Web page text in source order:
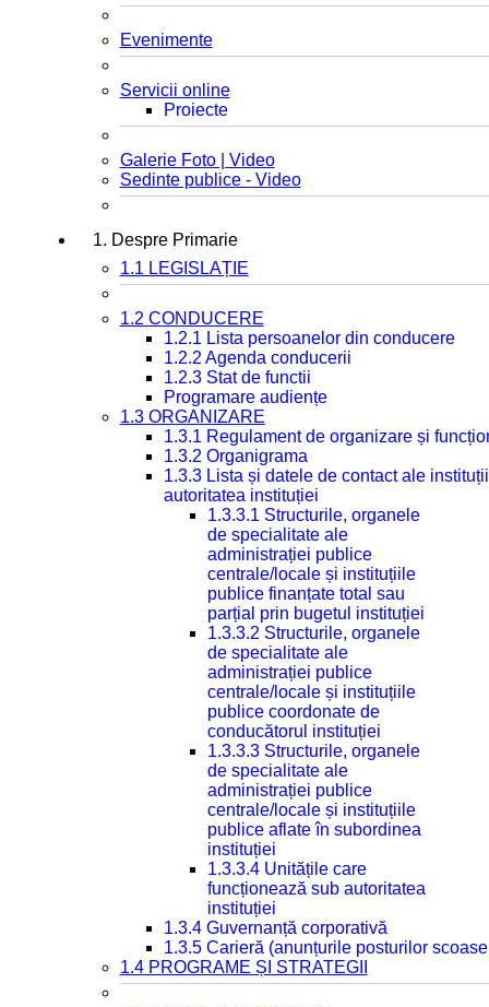
Evenimente
Servicii online
Proiecte
Galerie Foto | Video
Sedinte publice - Video
1. Despre Primarie
1.1 LEGISLAȚIE
1.2 CONDUCERE
1.2.1 Lista persoanelor din conducere
1.2.2 Agenda conducerii
1.2.3 Stat de functii
Programare audiențe
1.3 ORGANIZARE
1.3.1 Regulament de organizare și
1.3.2 Organigrama
1.3.3 Lista și datele de contact ale
autoritatea instituției
1.3.3.1 Structurile, organele
de specialitate ale
administrației publice
centrale/locale și instituțiile
publice finanțate total sau
parțial prin bugetul instituției
1.3.3.2 Structurile, organele
de specialitate ale
administrației publice
centrale/locale și instituțiile
publice coordonate de
conducătorul instituției
1.3.3.3 Structurile, organele
de specialitate ale
administrației publice
centrale/locale și instituțiile
publice aflate în subordinea
instituției
1.3.3.4 Unitățile care
funcționează sub autoritatea
instituției
1.3.4 Guvernanță corporativă
1.3.5 Carieră (anunțurile posturilor
1.4 PROGRAME ȘI STRATEGII